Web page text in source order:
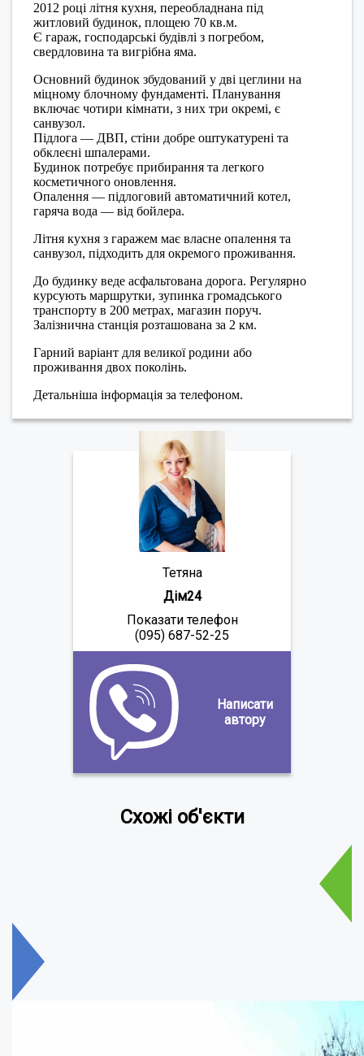
2012 році літня кухня, переобладнана під
житловий будинок, площею 70 кв.м.
Є гараж, господарські будівлі з погребом,
свердловина та вигрібна яма.
Основний будинок збудований у дві цеглини на
міцному блочному фундаменті. Планування
включає чотири кімнати, з них три окремі, є
санвузол.
Підлога — ДВП, стіни добре оштукатурені та
обклеєні шпалерами.
Будинок потребує прибирання та легкого
косметичного оновлення.
Опалення — підлоговий автоматичний котел,
гаряча вода — від бойлера.
Літня кухня з гаражем має власне опалення та
санвузол, підходить для окремого проживання.
До будинку веде асфальтована дорога. Регулярно
курсують маршрутки, зупинка громадського
транспорту в 200 метрах, магазин поруч.
Залізнична станція розташована за 2 км.
Гарний варіант для великої родини або
проживання двох поколінь.
Детальніша інформація за телефоном.
Тетяна
Дім24
Показати телефон
(095) 687-52-25
Написати
автору
Схожі об'єкти